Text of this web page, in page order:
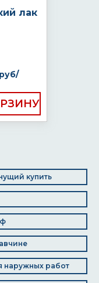
лак
руб/
купить
наружных работ